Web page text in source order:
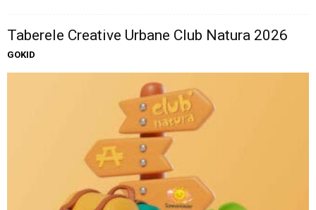
Taberele Creative Urbane Club Natura 2026
GOKID